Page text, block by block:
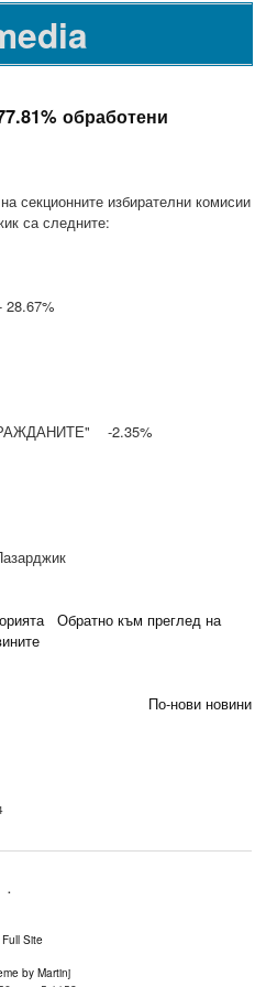
обработени
секционните избирателни комисии
са следните:
-2.35%
Обратно към преглед на
По-нови новини
.
Site
by Martinj